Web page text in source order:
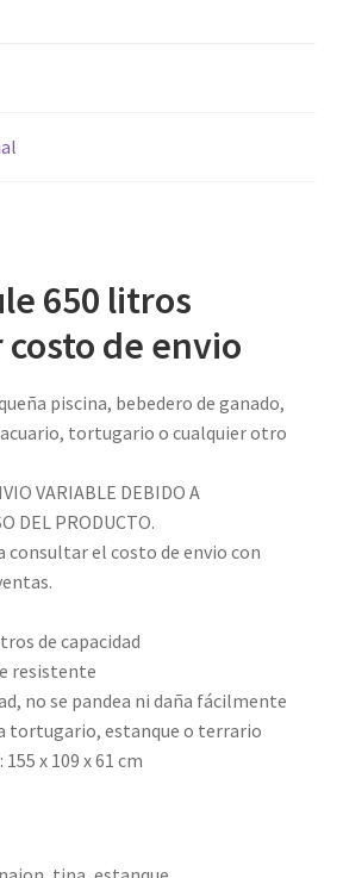
650 litros
de envio
piscina, bebedero de ganado,
tortugario o cualquier otro
VARIABLE DEBIDO A
DEL PRODUCTO.
consultar el costo de envio con
de capacidad
resistente
no se pandea ni daña fácilmente
tortugario, estanque o terrario
x 109 x 61 cm